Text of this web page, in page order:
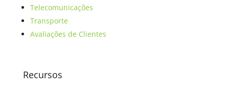
Telecomunicações
Transporte
Avaliações de Clientes
Recursos